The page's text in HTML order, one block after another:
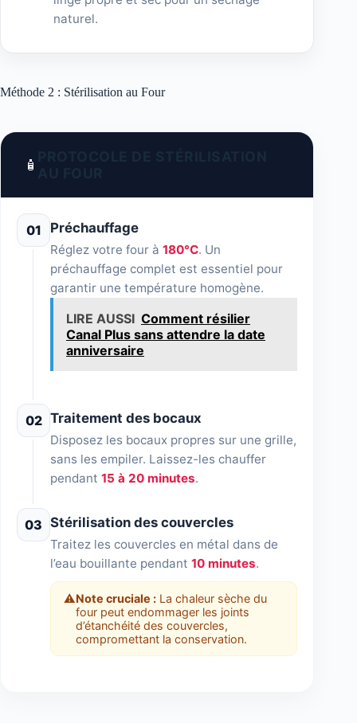
naturel.
Méthode 2 : Stérilisation au Four
🧴
01 Préchauffage
Réglez votre four à 180°C. Un
préchauffage complet est essentiel pour
garantir une température homogène.
LIRE AUSSI Comment résilier
Canal Plus sans attendre la date
anniversaire
02 Traitement des bocaux
Disposez les bocaux propres sur une grille,
sans les empiler. Laissez-les chauffer
pendant 15 à 20 minutes.
03 Stérilisation des couvercles
Traitez les couvercles en métal dans de
l’eau bouillante pendant 10 minutes.
⚠️Note cruciale : La chaleur sèche du
four peut endommager les joints
d’étanchéité des couvercles,
compromettant la conservation.